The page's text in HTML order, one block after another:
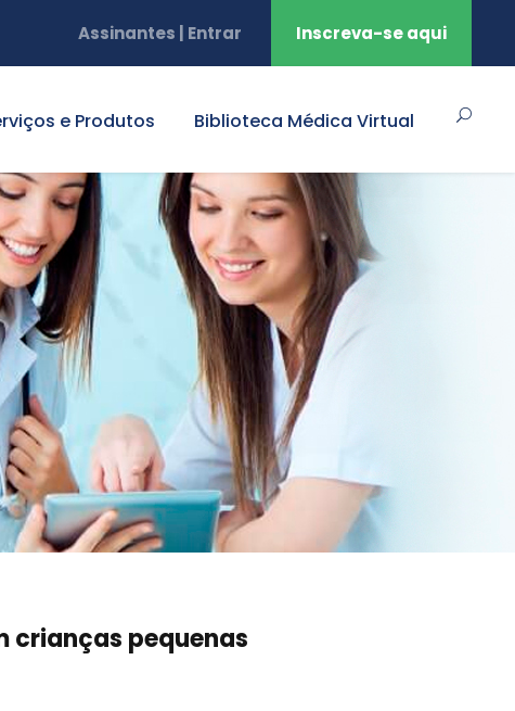
Assinantes | Entrar Inscreva-se aqui
e Produtos Biblioteca Médica Virtual
crianças pequenas